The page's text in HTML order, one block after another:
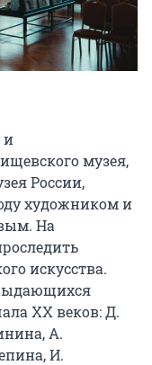
и
музея,
России,
художником и
На
искусства.
XX веков: Д.
А.
И.